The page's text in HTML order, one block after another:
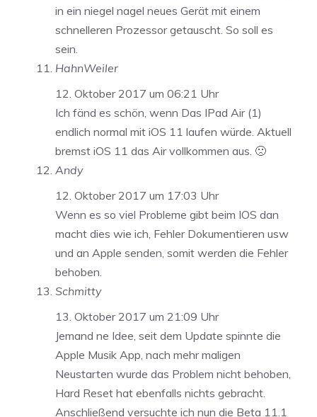
in ein niegel nagel neues Gerät mit einem
schnelleren Prozessor getauscht. So soll es
sein.
HahnWeiler
12. Oktober 2017 um 06:21 Uhr
Ich fänd es schön, wenn Das IPad Air (1)
endlich normal mit iOS 11 laufen würde. Aktuell
bremst iOS 11 das Air vollkommen aus. 🙁
Andy
12. Oktober 2017 um 17:03 Uhr
Wenn es so viel Probleme gibt beim IOS dan
macht dies wie ich, Fehler Dokumentieren usw
und an Apple senden, somit werden die Fehler
behoben.
Schmitty
13. Oktober 2017 um 21:09 Uhr
Jemand ne Idee, seit dem Update spinnte die
Apple Musik App, nach mehr maligen
Neustarten wurde das Problem nicht behoben,
Hard Reset hat ebenfalls nichts gebracht.
Anschließend versuchte ich nun die Beta 11.1